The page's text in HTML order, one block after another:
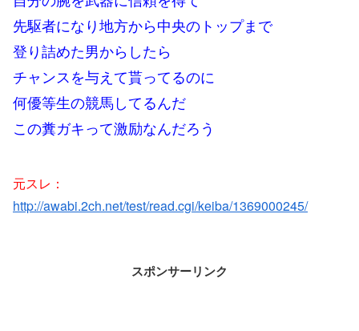
先駆者になり地方から中央のトップまで
登り詰めた男からしたら
チャンスを与えて貰ってるのに
何優等生の競馬してるんだ
この糞ガキって激励なんだろう
元スレ：
http://awabi.2ch.net/test/read.cgi/keiba/1369000245/
スポンサーリンク